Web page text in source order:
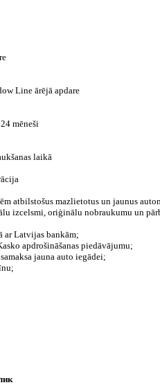
Line ārējā apdare
mēneši
laikā
atbilstošus mazlietotus un jaunus
izcelsmi, oriģinālu nobraukumu un
ar Latvijas bankām;
apdrošināšanas piedāvājumu;
jauna auto iegādei;